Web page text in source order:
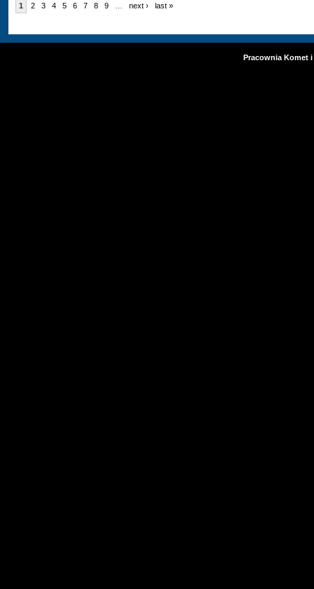
1 2 3 4 5 6 7 8 9 next › last »
Pracownia Komet